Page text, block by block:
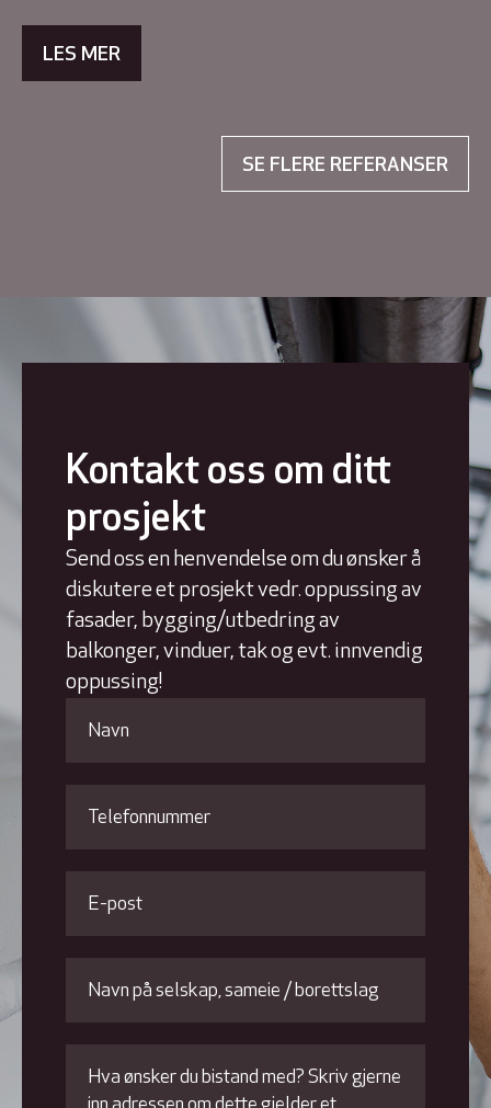
LES MER
SE FLERE REFERANSER
Kontakt oss om ditt
prosjekt
Send oss en henvendelse om du ønsker å
diskutere et prosjekt vedr. oppussing av
fasader, bygging/utbedring av
balkonger, vinduer, tak og evt. innvendig
oppussing!